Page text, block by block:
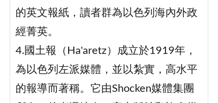
的英文報紙，讀者群為以色列海內外政
經菁英。
4.國土報（Ha'aretz）成立於1919年，
為以色列左派媒體，並以紮實，高水平
的報導而著稱。它由Shocken媒體集團